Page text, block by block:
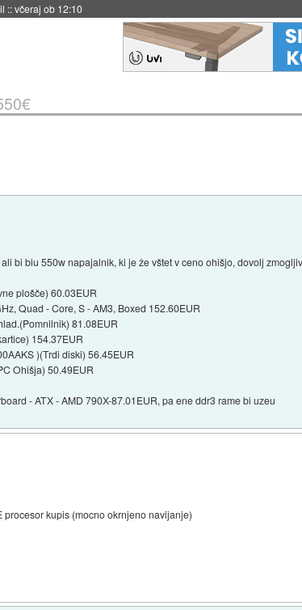
leti::včeraj ob 11:37
bi biu 550w napajalnik, ki je že vštet v ceno ohišjo, dovolj
plošče) 60.03EUR
Quad - Core, S - AM3, Boxed 152.60EUR
81.08EUR
154.37EUR
)(Trdi diski) 56.45EUR
Ohišja) 50.49EUR
- ATX - AMD 790X-87.01EUR, pa ene ddr3 rame bi uzeu
kupis (mocno okrnjeno navijanje)